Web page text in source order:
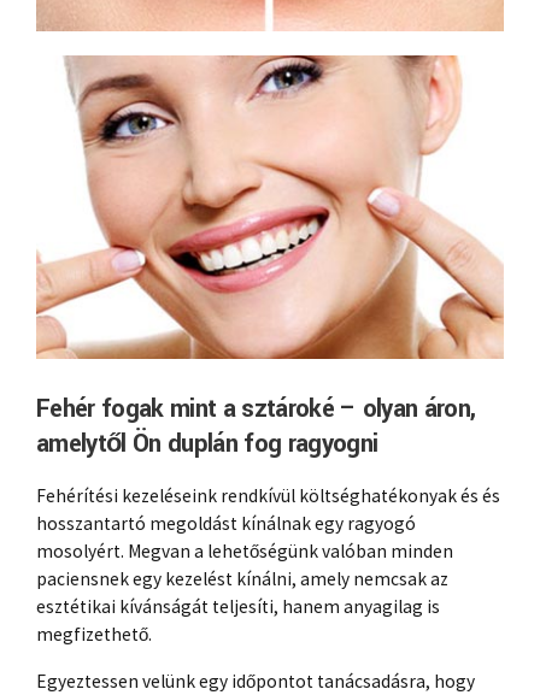
Fehér fogak mint a sztároké – olyan áron,
amelytől Ön duplán fog ragyogni
Fehérítési kezeléseink rendkívül költséghatékonyak és és
hosszantartó megoldást kínálnak egy ragyogó
mosolyért. Megvan a lehetőségünk valóban minden
paciensnek egy kezelést kínálni, amely nemcsak az
esztétikai kívánságát teljesíti, hanem anyagilag is
megfizethető.
Egyeztessen velünk egy időpontot tanácsadásra, hogy